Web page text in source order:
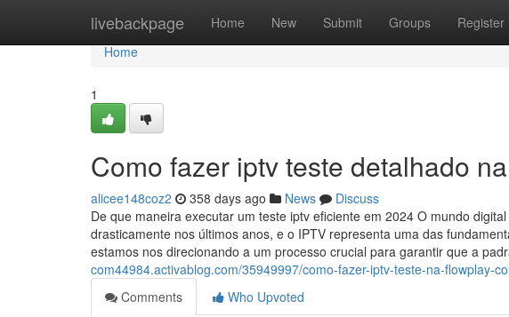
livebackpage Home New Submit Groups Register
Home
Home
1
Como fazer iptv teste detalhado
alicee148coz2 358 days ago News
Discuss
De que maneira executar um teste iptv eficiente em 2024 O mundo
drasticamente nos últimos anos, e o IPTV representa uma das
estamos nos direcionando a um processo crucial para garantir que a
com44984.activablog.com/35949997/como-fazer-iptv-teste-na-flowplay-
Comments
Who Upvoted